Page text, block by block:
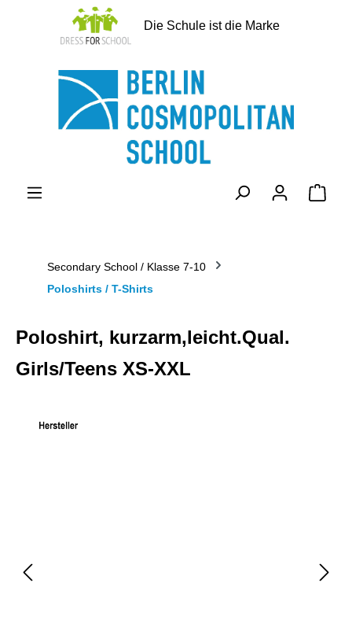
springen
Die Schule ist die Marke
Secondary School / Klasse 7-10
Poloshirts / T-Shirts
Poloshirt, kurzarm,leicht.Qual.
Girls/Teens XS-XXL